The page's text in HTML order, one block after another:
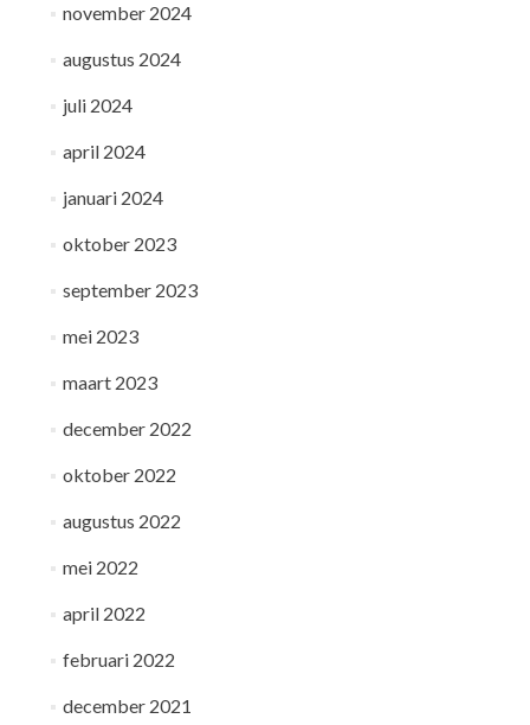
november 2024
augustus 2024
juli 2024
april 2024
januari 2024
oktober 2023
september 2023
mei 2023
maart 2023
december 2022
oktober 2022
augustus 2022
mei 2022
april 2022
februari 2022
december 2021